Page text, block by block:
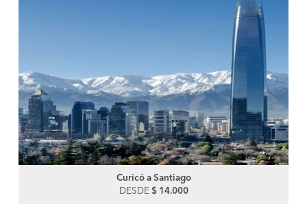
Curicó a Santiago
DESDE $ 14.000